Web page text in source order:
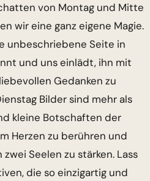
von Montag und Mitte
wir eine ganz eigene Magie.
unbeschriebene Seite in
und uns einlädt, ihn mit
Gedanken zu
Bilder sind mehr als
kleine Botschaften der
Herzen zu berühren und
Seelen zu stärken. Lass
die so einzigartig und